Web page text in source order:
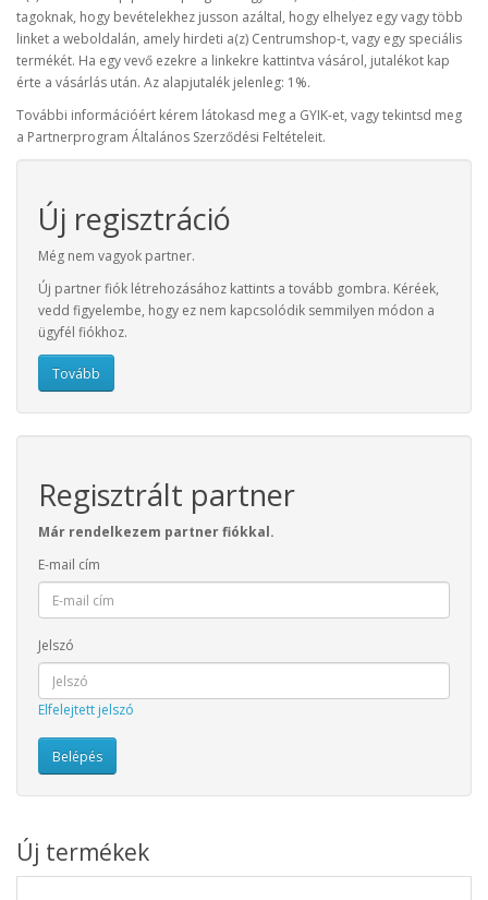
tagoknak, hogy bevételekhez jusson azáltal, hogy elhelyez egy vagy több
linket a weboldalán, amely hirdeti a(z) Centrumshop-t, vagy egy speciális
termékét. Ha egy vevő ezekre a linkekre kattintva vásárol, jutalékot kap
érte a vásárlás után. Az alapjutalék jelenleg: 1%.
További információért kérem látokasd meg a GYIK-et, vagy tekintsd meg
a Partnerprogram Általános Szerződési Feltételeit.
Új regisztráció
Még nem vagyok partner.
Új partner fiók létrehozásához kattints a tovább gombra. Kéréek,
vedd figyelembe, hogy ez nem kapcsolódik semmilyen módon a
ügyfél fiókhoz.
Tovább
Regisztrált partner
Már rendelkezem partner fiókkal.
E-mail cím
Jelszó
Elfelejtett jelszó
Új termékek